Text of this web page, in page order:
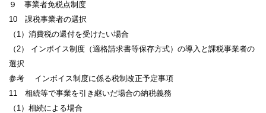
９ 事業者免税点制度
10 課税事業者の選択
（1）消費税の還付を受けたい場合
（2） インボイス制度（適格請求書等保存方式）の導入と課税事業者の
選択
参考 インボイス制度に係る税制改正予定事項
11 相続等で事業を引き継いだ場合の納税義務
（1）相続による場合